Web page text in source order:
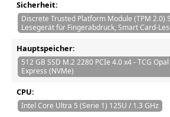
Sicherheit:
Discrete Trusted Platform Module (TPM 2.0)
Lesegerät für Fingerabdruck, Smart Card-
Hauptspeicher:
512 GB SSD M.2 2280 PCIe 4.0 x4 - TCG
Express (NVMe)
CPU:
Intel Core Ultra 5 (Serie 1) 125U / 1.3 GHz